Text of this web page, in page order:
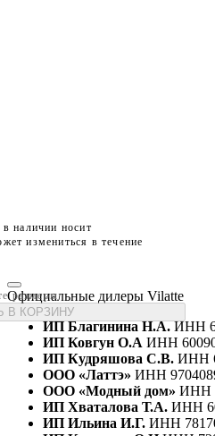
наличии носит
измениться в течение
размеры
В КОРЗИНУ
Официальные дилеры Vilatte
ИП Благинина Н.А.ИНН
ИП Ковгун О.А ИНН
ИП Кудряшова С.В. ИНН
ООО «Латтэ» ИНН
ООО «Модный дом» ИНН
ИП Хваталова Т.А. ИНН
ИП Ильина И.Г. ИНН